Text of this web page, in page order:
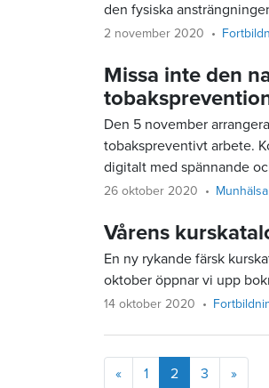
den fysiska
2 november 2020
Missa inte den
Den 5 november
tobakspreventivt arbete.
digitalt med spännande
26 oktober 2020 Munhälsa
Vårens
En ny rykande färsk
oktober öppnar vi upp
14 oktober 2020
«Föregående
1 2 3 »Nästa